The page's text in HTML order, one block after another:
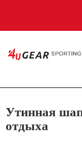
Контакты
Утинная
отдыха